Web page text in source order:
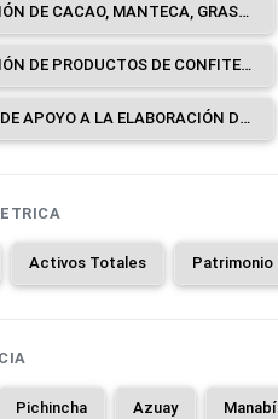
ELABORACIÓN DE CACAO, MANTECA, GRASA Y ACEITE DE CACAO.
ELABORACIÓN DE PRODUCTOS DE CONFITERÍA: CARAMELOS, TURRÓN, GRAGEAS Y PASTILLAS DE CONFITERÍA, GOMA DE MASCAR (CHICLES), CONFITES BLANDOS, CONFITERÍA A BASE DE CHOCOLATE Y CHOCOLATE BLANCO, ETCÉTERA.
SERVICIOS DE APOYO A LA ELABORACIÓN DE CACAO, CHOCOLATE Y PRODUCTOS DE CONFITERÍA A CAMBIO DE UNA RETRIBUCIÓN O POR CONTRATO.
Activos Totales Patrimonio
Pichincha Azuay Manabí